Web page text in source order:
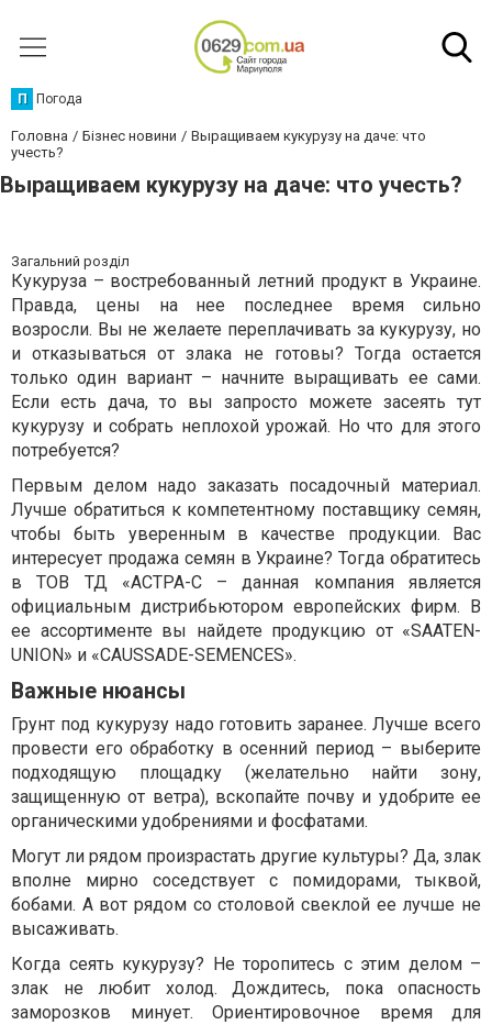
П Погода
Головна Бізнес новини
Выращиваем кукурузу на даче: что
учесть?
Выращиваем кукурузу на даче: что учесть?
Загальний розділ
Кукуруза – востребованный летний продукт в Украине.
Правда, цены на нее последнее время сильно
возросли. Вы не желаете переплачивать за кукурузу, но
и отказываться от злака не готовы? Тогда остается
только один вариант – начните выращивать ее сами.
Если есть дача, то вы запросто можете засеять тут
кукурузу и собрать неплохой урожай. Но что для этого
потребуется?
Первым делом надо заказать посадочный материал.
Лучше обратиться к компетентному поставщику семян,
чтобы быть уверенным в качестве продукции. Вас
интересует продажа семян в Украине? Тогда обратитесь
в ТОВ ТД «АСТРА-С – данная компания является
официальным дистрибьютором европейских фирм. В
ее ассортименте вы найдете продукцию от «SAATEN-
UNION» и «CAUSSADE-SEMENCES».
Важные нюансы
Грунт под кукурузу надо готовить заранее. Лучше всего
провести его обработку в осенний период – выберите
подходящую площадку (желательно найти зону,
защищенную от ветра), вскопайте почву и удобрите ее
органическими удобрениями и фосфатами.
Могут ли рядом произрастать другие культуры? Да, злак
вполне мирно соседствует с помидорами, тыквой,
бобами. А вот рядом со столовой свеклой ее лучше не
высаживать.
Когда сеять кукурузу? Не торопитесь с этим делом –
злак не любит холод. Дождитесь, пока опасность
заморозков минует. Ориентировочное время для